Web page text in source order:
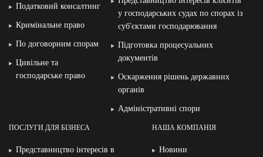
Податковий консалтинг
Кримінальне право
По договорним спорам
Цивільне та
господарське право
у господарських судах по спорах із
суб′єктами господарювання
Підготовка процесуальних
документів
Оскарження рішень державних
органів
Адміністративні спори
ПОСЛУГИ ДЛЯ БІЗНЕСА
Представництво інтересів в
НАША КОМПАНІЯ
Новини